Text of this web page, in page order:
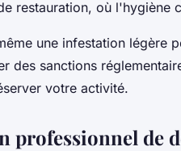
restauration, où l'hygiène
une infestation légère
des sanctions
votre activité.
professionnel de